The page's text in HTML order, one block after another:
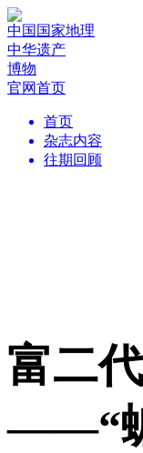
中国国家地理
中华遗产
博物
官网首页
首页
杂志内容
往期回顾
富二
——“